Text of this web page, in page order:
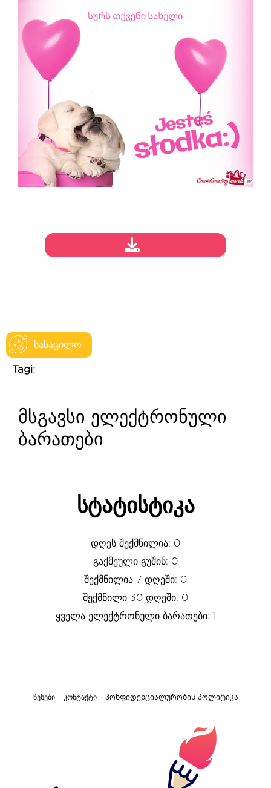
სასაცილო
Tagi:
მსგავსი ელექტრონული
ბარათები
სტატისტიკა
დღეს შექმნილია: 0
გაქმეული გუშინ: 0
შექმნილია 7 დღეში: 0
შექმნილი 30 დღეში: 0
ყველა ელექტრონული ბარათები: 1
წესები კონტაქტი Კონფიდენციალურობის პოლიტიკა